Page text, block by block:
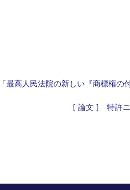
高人民法院の新しい『商標権の
[ 論文 ] 特許ニ